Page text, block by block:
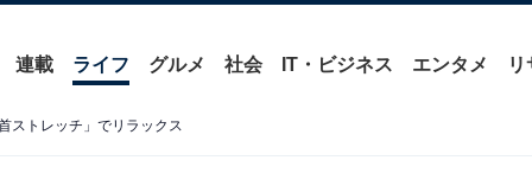
連載 ライフ グルメ 社会 IT・ビジネス エンタメ リ
ストレッチ」でリラックス